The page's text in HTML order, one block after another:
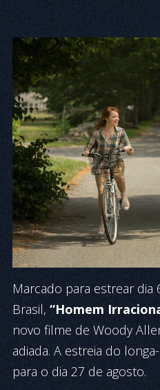
Marcado para estrear dia
Brasil, “Homem
novo filme de Woody
adiada. A estreia do
para o dia 27 de agosto.